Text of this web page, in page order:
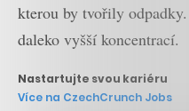
kterou by tvořily
daleko vyšší koncentrací.
Nastartujte svou kariéru
Více na CzechCrunch Jobs